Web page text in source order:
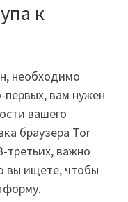
к
необходимо
вам нужен
вашего
браузера Tor
третьих, важно
вы ищете, чтобы